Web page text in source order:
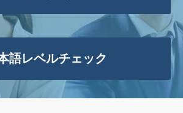
語レベルチェック